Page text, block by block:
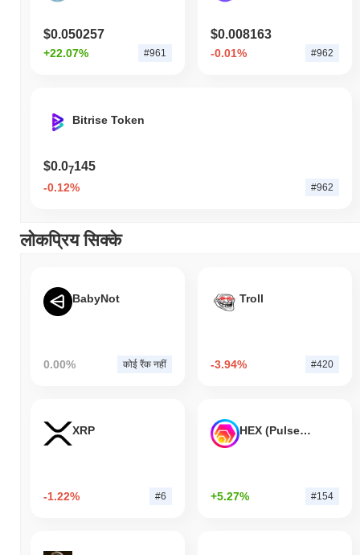
$0.050257
+22.07% #961
$0.008163
-0.01% #962
Bitrise Token
$0.07145
-0.12% #962
लोकप्रिय सिक्के
BabyNot
0.00% कोई रैंक नहीं
Troll
-3.94% #420
XRP
-1.22% #6
HEX (Pulsechain)
+5.27% #154